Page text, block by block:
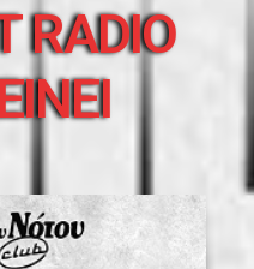
RADIO